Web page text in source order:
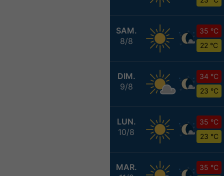
SAM.
8/8
35 °C
22 °C
DIM.
9/8
34 °C
23 °C
LUN.
10/8
35 °C
23 °C
MAR.
35 °C